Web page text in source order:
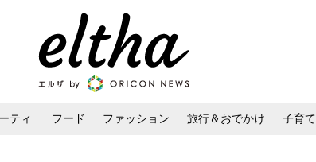
ティ フード ファッション 旅行＆おでかけ 子育て